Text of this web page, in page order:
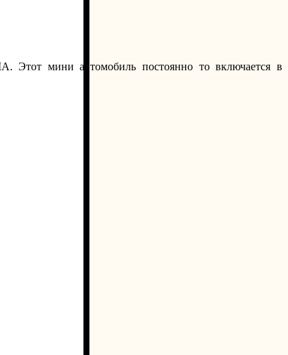
Этот мини автомобиль постоянно то включается в